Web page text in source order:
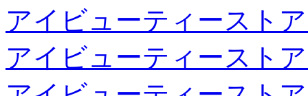
アイビューティースト
アイビューティースト